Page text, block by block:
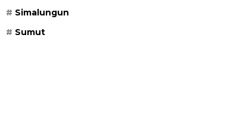
Simalungun
Sumut